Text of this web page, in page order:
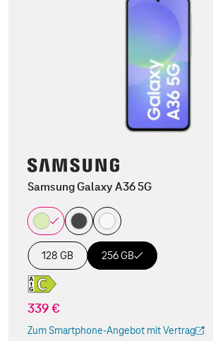
Samsung Galaxy A36 5G
128 GB 256 GB
339 €
Zum Smartphone-Angebot mit Vertrag
(Der Link wird in einem neuen Tab geöffnet)